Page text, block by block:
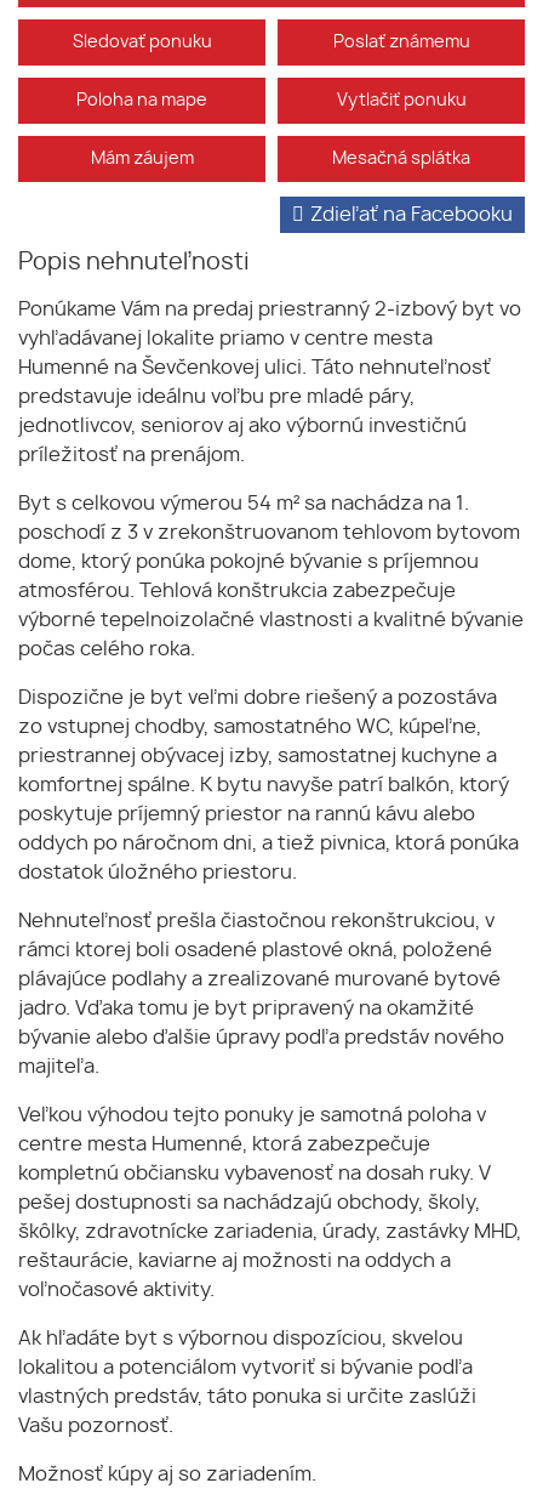
Sledovať ponuku Poslať známemu
Poloha na mape Vytlačiť ponuku
Mám záujem Mesačná splátka
Popis nehnuteľnosti
Zdieľať na Facebooku
Ponúkame Vám na predaj priestranný 2-izbový byt vo
vyhľadávanej lokalite priamo v centre mesta
Humenné na Ševčenkovej ulici. Táto nehnuteľnosť
predstavuje ideálnu voľbu pre mladé páry,
jednotlivcov, seniorov aj ako výbornú investičnú
príležitosť na prenájom.
Byt s celkovou výmerou 54 m² sa nachádza na 1.
poschodí z 3 v zrekonštruovanom tehlovom bytovom
dome, ktorý ponúka pokojné bývanie s príjemnou
atmosférou. Tehlová konštrukcia zabezpečuje
výborné tepelnoizolačné vlastnosti a kvalitné bývanie
počas celého roka.
Dispozične je byt veľmi dobre riešený a pozostáva
zo vstupnej chodby, samostatného WC, kúpeľne,
priestrannej obývacej izby, samostatnej kuchyne a
komfortnej spálne. K bytu navyše patrí balkón, ktorý
poskytuje príjemný priestor na rannú kávu alebo
oddych po náročnom dni, a tiež pivnica, ktorá ponúka
dostatok úložného priestoru.
Nehnuteľnosť prešla čiastočnou rekonštrukciou, v
rámci ktorej boli osadené plastové okná, položené
plávajúce podlahy a zrealizované murované bytové
jadro. Vďaka tomu je byt pripravený na okamžité
bývanie alebo ďalšie úpravy podľa predstáv nového
majiteľa.
Veľkou výhodou tejto ponuky je samotná poloha v
centre mesta Humenné, ktorá zabezpečuje
kompletnú občiansku vybavenosť na dosah ruky. V
pešej dostupnosti sa nachádzajú obchody, školy,
škôlky, zdravotnícke zariadenia, úrady, zastávky MHD,
reštaurácie, kaviarne aj možnosti na oddych a
voľnočasové aktivity.
Ak hľadáte byt s výbornou dispozíciou, skvelou
lokalitou a potenciálom vytvoriť si bývanie podľa
vlastných predstáv, táto ponuka si určite zaslúži
Vašu pozornosť.
Možnosť kúpy aj so zariadením.